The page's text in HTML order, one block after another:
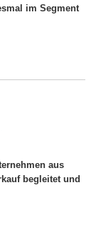
im Segment
aus
begleitet und